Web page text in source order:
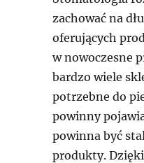
zachować na
oferujących
w nowoczesne
bardzo wiele
potrzebne do
powinny
powinna być
produkty.